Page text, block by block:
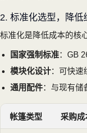
2. 标准化选型，降低
标准化是降低成本的核
国家强制标准：GB
模块化设计：可快速
通用配件：与现有储
帐篷类型 采购成